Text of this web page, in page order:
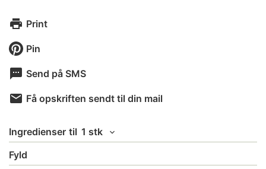
Print
Pin
Send på SMS
Få opskriften sendt til din mail
Ingredienser til 1 stk
Fyld